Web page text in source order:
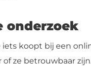
onderzoek
iets koopt bij een
of ze betrouwbaar